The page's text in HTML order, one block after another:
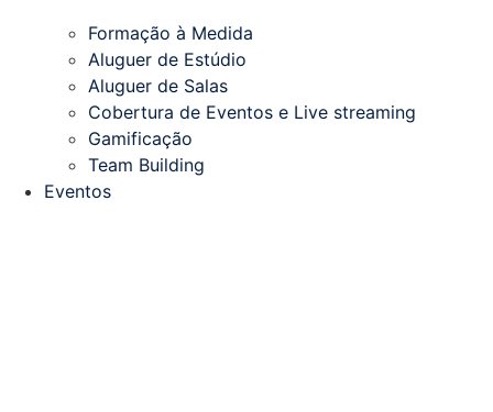
Formação à Medida
Aluguer de Estúdio
Aluguer de Salas
Cobertura de Eventos e Live streaming
Gamificação
Team Building
Eventos